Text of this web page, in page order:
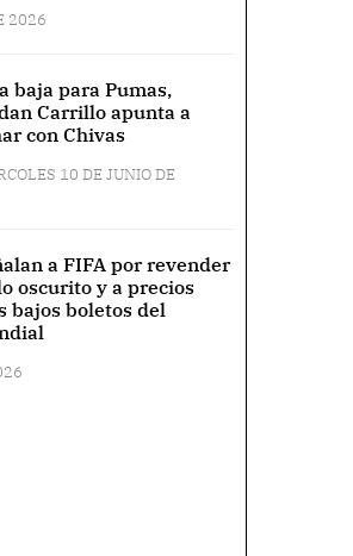
2026
baja para Pumas,
Carrillo apunta a
con Chivas
10 DE JUNIO DE
a FIFA por revender
oscurito y a precios
bajos boletos del